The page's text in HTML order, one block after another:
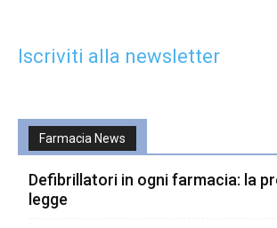
Iscriviti alla newsletter
Farmacia News
Defibrillatori in ogni farmacia: la
legge